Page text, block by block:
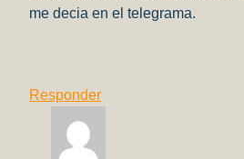
me decia en el telegrama.
Responder